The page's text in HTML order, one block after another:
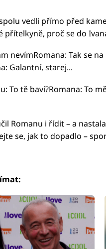
vedli přímo před
přítelkyně, proč se do
nevímRomana: Tak se
Galantní, starej...
To tě baví?Romana: To
Romanu i řídit – a
se, jak to dopadlo –